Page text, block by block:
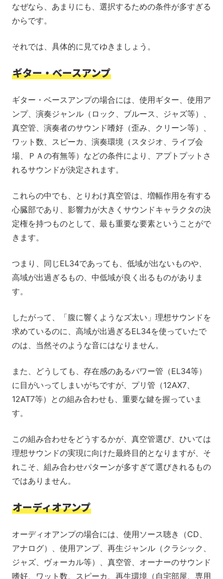
なぜなら、あまりにも、選択するための条件が多すぎる
からです。
それでは、具体的に見てゆきましょう。
ギター・ベースアンプ
ギター・ベースアンプの場合には、使用ギター、使用ア
ンプ、演奏ジャンル（ロック、ブルース、ジャズ等）、
真空管、演奏者のサウンド嗜好（歪み、クリーン等）、
ワット数、スピーカ、演奏環境（スタジオ、ライブ会
場、ＰＡの有無等）などの条件により、アプトプットさ
れるサウンドが決定されます。
これらの中でも、とりわけ真空管は、増幅作用を有する
心臓部であり、影響力が大きくサウンドキャラクタの決
定権を持つものとして、最も重要な要素ということがで
きます。
つまり、同じEL34であっても、低域が出ないものや、
高域が出過ぎるもの、中低域が良く出るものがありま
す。
したがって、「腹に響くようなズ太い」理想サウンドを
求めているのに、高域が出過ぎるEL34を使っていたで
のは、当然そのような音にはなりません。
また、どうしても、存在感のあるパワー管（EL34等）
に目がいってしまいがちですが、プリ管（12AX7、
12AT7等）との組み合わせも、重要な鍵を握っていま
す。
この組み合わせをどうするかが、真空管選び、ひいては
理想サウンドの実現に向けた最終目的となりますが、そ
れこそ、組み合わせパターンが多すぎて選びきれるもの
ではありません。
オーディオアンプ
オーディオアンプの場合には、使用ソース聴き（CD、
アナログ）、使用アンプ、再生ジャンル（クラシック、
ジャズ、ヴォーカル等）、真空管、オーナーのサウンド
嗜好、ワット数、スピーカ、再生環境（自宅部屋、専用